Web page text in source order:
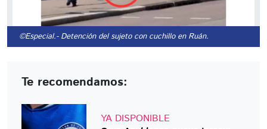
©Especial.- Detención del sujeto con cuchillo en Ruán.
Te recomendamos:
YA DISPONIBLE